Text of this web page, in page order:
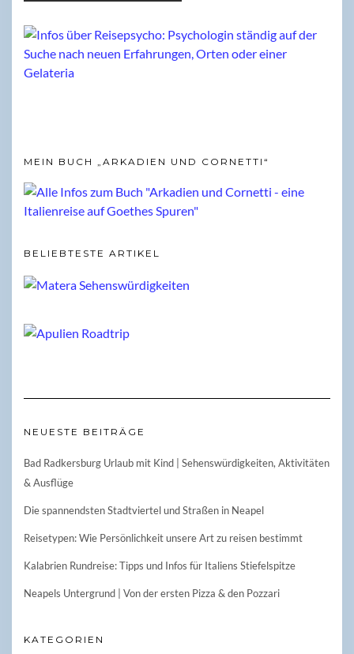
MEIN BUCH „ARKADIEN UND CORNETTI“
BELIEBTESTE ARTIKEL
NEUESTE BEITRÄGE
Bad Radkersburg Urlaub mit Kind | Sehenswürdigkeiten, Aktivitäten
& Ausflüge
Die spannendsten Stadtviertel und Straßen in Neapel
Reisetypen: Wie Persönlichkeit unsere Art zu reisen bestimmt
Kalabrien Rundreise: Tipps und Infos für Italiens Stiefelspitze
Neapels Untergrund | Von der ersten Pizza & den Pozzari
KATEGORIEN